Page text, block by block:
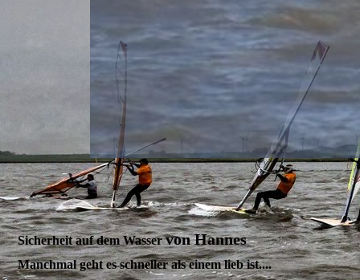
Sicherheit auf dem Wasservon Hannes
Manchmal geht es schneller als einem lieb ist....